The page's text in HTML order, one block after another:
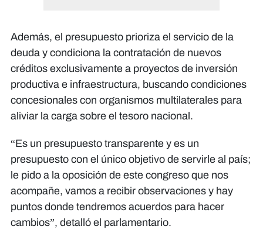
Además, el presupuesto prioriza el servicio de la
deuda y condiciona la contratación de nuevos
créditos exclusivamente a proyectos de inversión
productiva e infraestructura, buscando condiciones
concesionales con organismos multilaterales para
aliviar la carga sobre el tesoro nacional.
​“Es un presupuesto transparente y es un
presupuesto con el único objetivo de servirle al país;
le pido a la oposición de este congreso que nos
acompañe, vamos a recibir observaciones y hay
puntos donde tendremos acuerdos para hacer
cambios”, detalló el parlamentario.